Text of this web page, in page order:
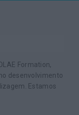
Formation,
desenvolvimento
Estamos